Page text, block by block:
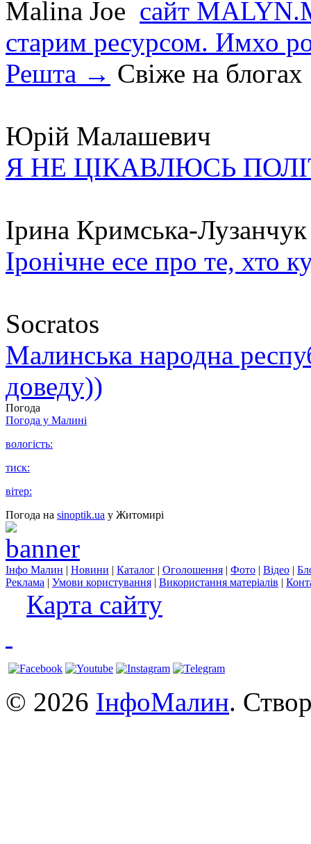
Malina Joe сайт
старим ресурсом. Имхо
Решта → Свіже на блогах
Юрій Малашевич
Я НЕ ЦІКАВЛЮСЬ
Ірина Кримська-Лузанчук
Іронічне есе про те, хто
Socratos
Малинська народна
доведу))
Погода
Погода у Малині
вологість:
тиск:
вітер:
Погода на sinoptik.ua у Житомирі
Інфо Малин | Новини | Каталог | Оголошення | Фото | Відео |
Реклама | Умови користування | Використання матеріалів |
Карта сайту
© 2026 ІнфоМалин.